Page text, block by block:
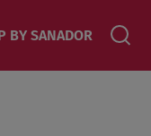
BY SANADOR